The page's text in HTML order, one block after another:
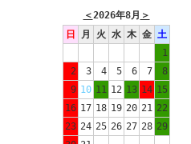
＜2026年8月 ＞
日
月 火 水 木 金 土
1
2
3 4 5 6 7
8
9 10 11 12 13 14 15
16 17 18 19 20 21 22
23 24 25 26 27 28 29